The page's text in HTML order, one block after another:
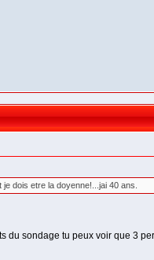
dois etre la doyenne!...jai 40 ans.
du sondage tu peux voir que 3